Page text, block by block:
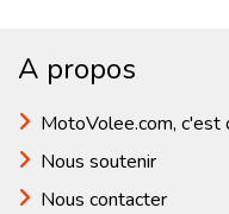
A propos
MotoVolee.com, c'est
Nous soutenir
Nous contacter